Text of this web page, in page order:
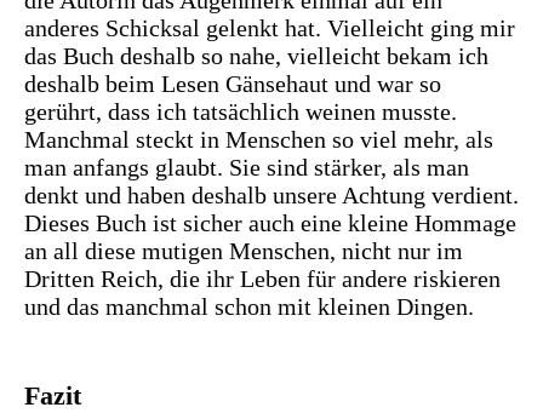
anderes Schicksal gelenkt hat. Vielleicht ging mir
das Buch deshalb so nahe, vielleicht bekam ich
deshalb beim Lesen Gänsehaut und war so
gerührt, dass ich tatsächlich weinen musste.
Manchmal steckt in Menschen so viel mehr, als
man anfangs glaubt. Sie sind stärker, als man
denkt und haben deshalb unsere Achtung verdient.
Dieses Buch ist sicher auch eine kleine Hommage
an all diese mutigen Menschen, nicht nur im
Dritten Reich, die ihr Leben für andere riskieren
und das manchmal schon mit kleinen Dingen.
Fazit